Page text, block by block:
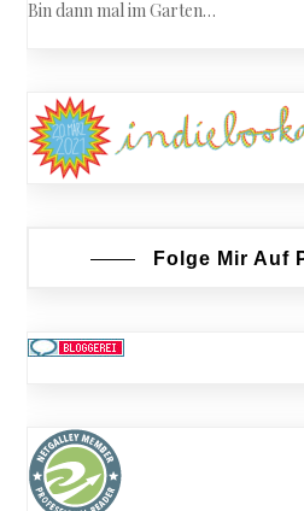
Bin dann mal im Garten…
Folge Mir Auf